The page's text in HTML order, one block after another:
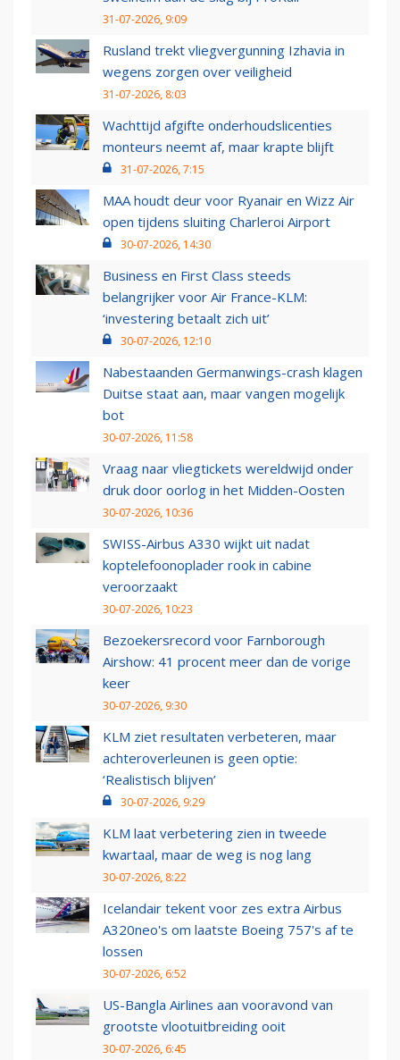
31-07-2026, 9:09
Rusland trekt vliegvergunning Izhavia in
wegens zorgen over veiligheid
31-07-2026, 8:03
Wachttijd afgifte onderhoudslicenties
monteurs neemt af, maar krapte blijft
31-07-2026, 7:15
MAA houdt deur voor Ryanair en Wizz Air
open tijdens sluiting Charleroi Airport
30-07-2026, 14:30
Business en First Class steeds
belangrijker voor Air France-KLM:
‘investering betaalt zich uit’
30-07-2026, 12:10
Nabestaanden Germanwings-crash klagen
Duitse staat aan, maar vangen mogelijk
bot
30-07-2026, 11:58
Vraag naar vliegtickets wereldwijd onder
druk door oorlog in het Midden-Oosten
30-07-2026, 10:36
SWISS-Airbus A330 wijkt uit nadat
koptelefoonoplader rook in cabine
veroorzaakt
30-07-2026, 10:23
Bezoekersrecord voor Farnborough
Airshow: 41 procent meer dan de vorige
keer
30-07-2026, 9:30
KLM ziet resultaten verbeteren, maar
achteroverleunen is geen optie:
‘Realistisch blijven’
30-07-2026, 9:29
KLM laat verbetering zien in tweede
kwartaal, maar de weg is nog lang
30-07-2026, 8:22
Icelandair tekent voor zes extra Airbus
A320neo's om laatste Boeing 757's af te
lossen
30-07-2026, 6:52
US-Bangla Airlines aan vooravond van
grootste vlootuitbreiding ooit
30-07-2026, 6:45